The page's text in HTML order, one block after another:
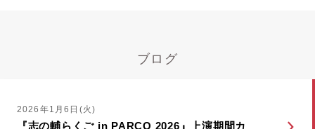
ブログ
2026年1月6日(火)
『志の輔らくご in PARCO 2026』上演期間カ